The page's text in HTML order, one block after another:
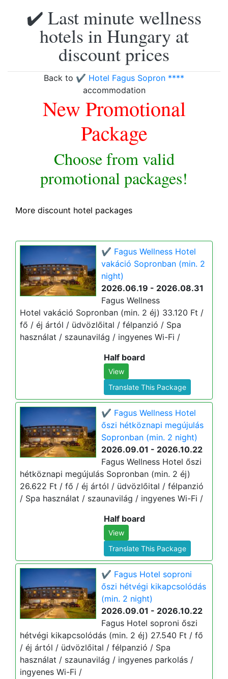
✔️ Last minute wellness
hotels in Hungary at
discount prices
Back to ✔️ Hotel Fagus Sopron ****
accommodation
New Promotional
Package
Choose from valid
promotional packages!
More discount hotel packages
✔️ Fagus Wellness Hotel
vakáció Sopronban (min. 2
night)
2026.06.19 - 2026.08.31
Fagus Wellness
Hotel vakáció Sopronban (min. 2 éj) 33.120 Ft /
fő / éj ártól / üdvözlőital / félpanzió / Spa
használat / szaunavilág / ingyenes Wi-Fi /
Half board
View
Translate This Package
✔️ Fagus Wellness Hotel
őszi hétköznapi megújulás
Sopronban (min. 2 night)
2026.09.01 - 2026.10.22
Fagus Wellness Hotel őszi
hétköznapi megújulás Sopronban (min. 2 éj)
26.622 Ft / fő / éj ártól / üdvözlőital / félpanzió
/ Spa használat / szaunavilág / ingyenes Wi-Fi /
Half board
View
Translate This Package
✔️ Fagus Hotel soproni
őszi hétvégi kikapcsolódás
(min. 2 night)
2026.09.01 - 2026.10.22
Fagus Hotel soproni őszi
hétvégi kikapcsolódás (min. 2 éj) 27.540 Ft / fő
/ éj ártól / üdvözlőital / félpanzió / Spa
használat / szaunavilág / ingyenes parkolás /
ingyenes Wi-Fi /